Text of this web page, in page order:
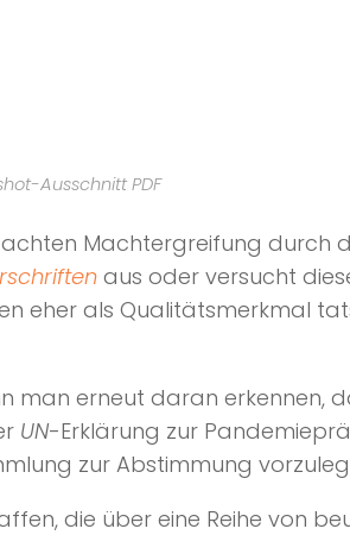
Ausschnitt PDF
Machtergreifung durch
aus oder versucht
eher als Qualitätsmerkmal
man erneut daran erkennen,
UN-Erklärung zur
zur Abstimmung
die über eine Reihe von